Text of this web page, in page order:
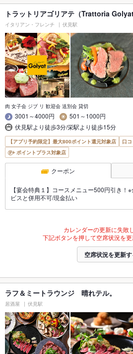
トラットリアゴリアテ（Trattoria Golyat
イタリアン・フレンチ 伏見駅
肉 女子会 ジブ リ 歓迎会 送別会 貸切
3001～4000円
501～1000円
伏見駅より徒歩3分/栄駅より徒歩15分
【アプリ予約限定】最大800ポイント還元対象店
口
ポイントプラス対象店
クーポン
【宴会特典１】コースメニュー500円引き！
ビスと併用不可/現金払い
カレンダーの更新に失敗
下記ボタンを押して空席状況を更
空席状況を更新
ラフ＆ミートラウンジ 晴れテル。
居酒屋 伏見駅